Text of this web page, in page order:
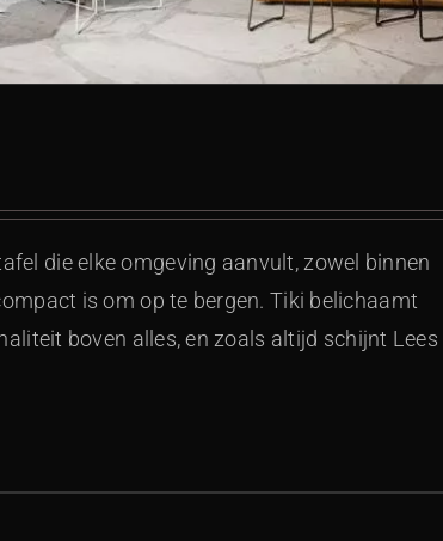
die elke omgeving aanvult, zowel binnen
is om op te bergen. Tiki belichaamt
boven alles, en zoals altijd schijnt Lees